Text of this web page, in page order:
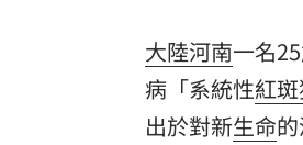
大陸河南一名
病「系統性紅
出於對新生命